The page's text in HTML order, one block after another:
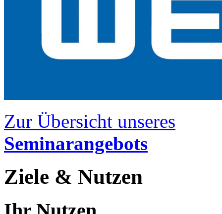
Zur Übersicht unseres
Seminarangebots
Ziele & Nutzen